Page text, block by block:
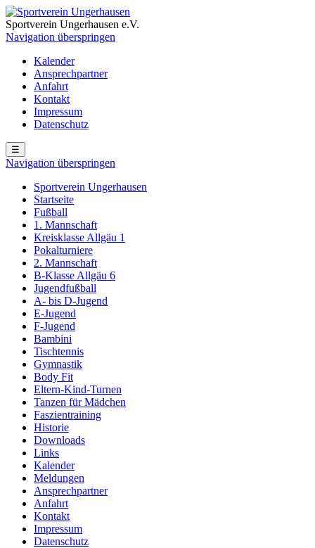
Sportverein Ungerhausen e.V.
Navigation überspringen
Kalender
Ansprechpartner
Anfahrt
Kontakt
Impressum
Datenschutz
☰
Navigation überspringen
Sportverein Ungerhausen
Startseite
Fußball
1. Mannschaft
Kreisklasse Allgäu 1
Pokalturniere
2. Mannschaft
B-Klasse Allgäu 6
Jugendfußball
A- bis D-Jugend
E-Jugend
F-Jugend
Bambini
Tischtennis
Gymnastik
Body Fit
Eltern-Kind-Turnen
Tanzen für Mädchen
Faszientraining
Historie
Downloads
Links
Kalender
Meldungen
Ansprechpartner
Anfahrt
Kontakt
Impressum
Datenschutz